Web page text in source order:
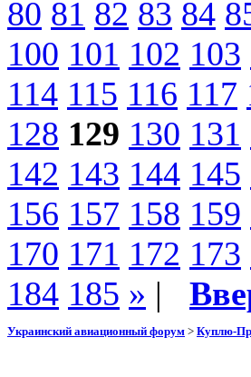
80 81 82 83 84
100 101 102 103
114 115 116 117
128 129 130 131
142 143 144 145
156 157 158 159
170 171 172 173
184 185 » |
Украинский авиационный форум > Куплю-